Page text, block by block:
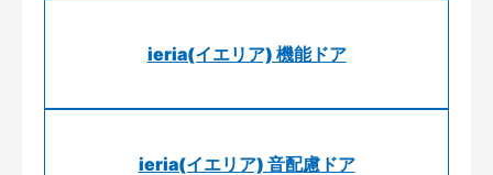
ieria(イエリア) 機能ドア
ieria(イエリア) 音配慮ドア